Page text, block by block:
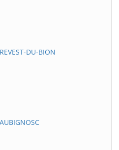
DU-BION